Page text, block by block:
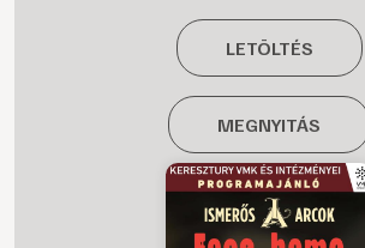
LETÖLTÉS
MEGNYITÁS